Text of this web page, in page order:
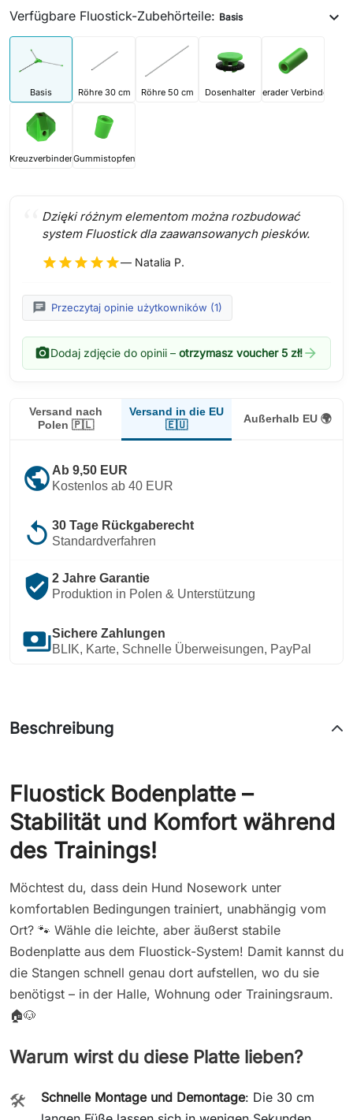
Verfügbare Fluostick-Zubehörteile: Basis expand_more
Basis Röhre 30 cm Röhre 50 cm Dosenhalter Gerader Verbinder
KreuzverbinderGummistopfen
Dzięki różnym elementom można rozbudować
system Fluostick dla zaawansowanych piesków.
star star star star star— Natalia P.
chat Przeczytaj opinie użytkowników (1)
photo_cameraDodaj zdjęcie do opinii – otrzymasz voucher 5 zł!arrow_forward
Versand nach
Polen 🇵🇱
Versand in die EU
🇪🇺
Außerhalb EU 🌍
public Ab 9,50 EUR
Kostenlos ab 40 EUR
replay 30 Tage Rückgaberecht
Standardverfahren
verified_user 2 Jahre Garantie
Produktion in Polen & Unterstützung
paymentsSichere Zahlungen
BLIK, Karte, Schnelle Überweisungen, PayPal
Beschreibung
Fluostick Bodenplatte –
Stabilität und Komfort während
des Trainings!
Möchtest du, dass dein Hund Nosework unter
komfortablen Bedingungen trainiert, unabhängig vom
Ort? 🐾 Wähle die leichte, aber äußerst stabile
Bodenplatte aus dem Fluostick-System! Damit kannst du
die Stangen schnell genau dort aufstellen, wo du sie
benötigst – in der Halle, Wohnung oder Trainingsraum.
🏠🐶
Warum wirst du diese Platte lieben?
🛠️ Schnelle Montage und Demontage: Die 30 cm